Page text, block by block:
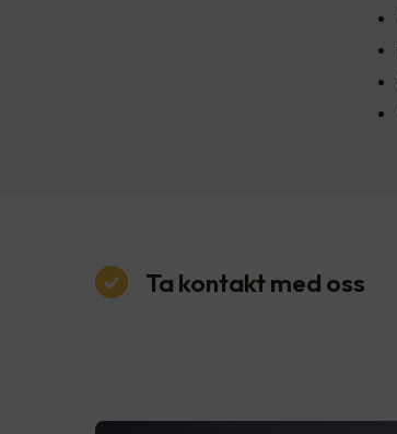
Ta kontakt med oss